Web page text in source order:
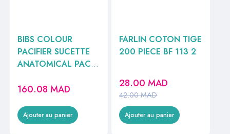
BIBS COLOUR
PACIFIER SUCETTE
ANATOMICAL PACK
BLUSH 6M+
160.08 MAD
Ajouter au panier
FARLIN COTON TIGE
200 PIECE BF 113 2
42.00MAD
28.00MAD
Ajouter au panier